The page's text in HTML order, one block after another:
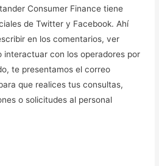
Consumer Finance tiene
de Twitter y Facebook. Ahí
en los comentarios, ver
interactuar con los operadores por
te presentamos el correo
que realices tus consultas,
o solicitudes al personal